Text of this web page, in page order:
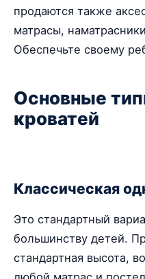
продаются также
матрасы,
Обеспечьте своему
Основные
кроватей
Классическая
Это стандартный
большинству детей.
стандартная высота,